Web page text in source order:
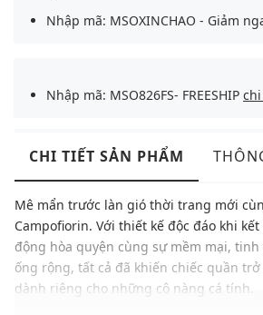
Nhập mã: MSOXINCHAO - Giảm
Nhập mã: MSO826FS- FREESHIP
CHI TIẾT SẢN PHẨM
Mê mẩn trước làn gió thời trang mới
Campofiorin. Với thiết kế độc đáo khi
động hòa quyện cùng sự mềm mại,
ống rộng, tất cả đã khiến chiếc quần
dành riêng cho những cô nàng cá tính.